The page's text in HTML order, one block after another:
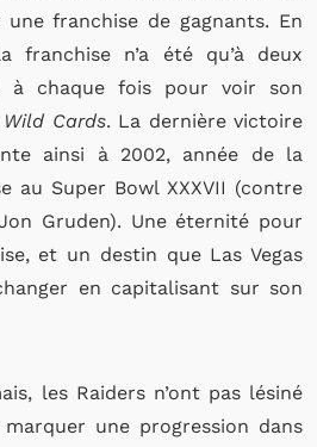
franchise de gagnants. En
franchise n’a été qu’à deux
à chaque fois pour voir son
Wild Cards. La dernière victoire
ainsi à 2002, année de la
au Super Bowl XXXVII (contre
Gruden). Une éternité pour
et un destin que Las Vegas
en capitalisant sur son
les Raiders n’ont pas lésiné
une progression dans